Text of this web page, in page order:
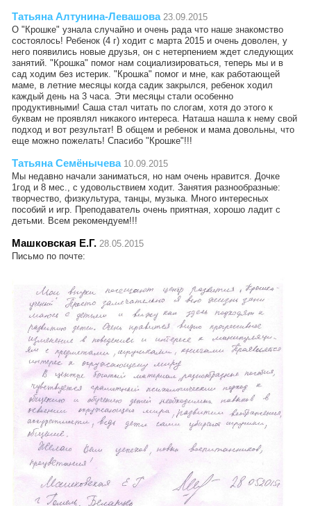
Татьяна Алтунина-Левашова 23.09.2015
О "Крошке" узнала случайно и очень рада что наше знакомство
состоялось! Ребенок (4 г) ходит с марта 2015 и очень доволен, у
него появились новые друзья, он с нетерпением ждет следующих
занятий. "Крошка" помог нам социализироваться, теперь мы и в
сад ходим без истерик. "Крошка" помог и мне, как работающей
маме, в летние месяцы когда садик закрылся, ребенок ходил
каждый день на 3 часа. Эти месяцы стали особенно
продуктивными! Саша стал читать по слогам, хотя до этого к
буквам не проявлял никакого интереса. Наташа нашла к нему свой
подход и вот результат! В общем и ребенок и мама довольны, что
еще можно пожелать! Спасибо "Крошке"!!!
Татьяна Семёнычева 10.09.2015
Мы недавно начали заниматься, но нам очень нравится. Дочке
1год и 8 мес., с удовольствием ходит. Занятия разнообразные:
творчество, физкультура, танцы, музыка. Много интересных
пособий и игр. Преподаватель очень приятная, хорошо ладит с
детьми. Всем рекомендуем!!!
Машковская Е.Г. 28.05.2015
Письмо по почте: